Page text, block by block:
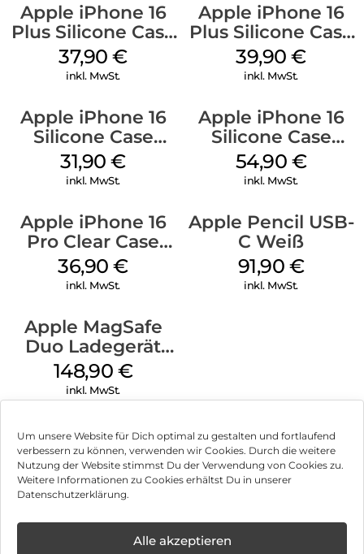
Um unsere Website für Dich optimal zu gestalten und fortlaufend
verbessern zu können, verwenden wir Cookies. Durch die weitere
Nutzung der Website stimmst Du der Verwendung von Cookies zu.
Weitere Informationen zu Cookies erhältst Du in unserer
Datenschutzerklärung.
Alle akzeptieren
Apple iPhone 16
Plus Silicone Case
MagSafe Lake
Green
37,90€
inkl. MwSt.
Apple iPhone 16
Plus Silicone Case
MagSafe Plum
39,90€
inkl. MwSt.
Apple iPhone 16
Silicone Case
MagSafe Fuchsia
31,90€
inkl. MwSt.
Apple iPhone 16
Silicone Case
MagSafe Lake
Green
54,90 €
inkl. MwSt.
Apple iPhone 16
Pro Clear Case
MagSafe
Transparent
36,90€
inkl. MwSt.
Apple Pencil USB-
C Weiß
91,90 €
inkl. MwSt.
Apple MagSafe
Duo Ladegerät
Weiß
148,90 €
inkl. MwSt.
Impressum